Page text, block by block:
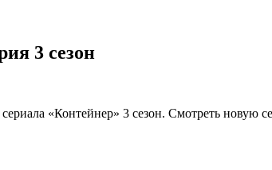
3 сезон
«Контейнер» 3 сезон. Смотреть новую